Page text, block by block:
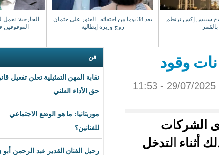
بعد 38 يوما من اختفائه.. العثور على جثمان
الخارجية: نعمل لضمان عودة مواطنينا
الموقوفين في مالي سالمين
نقابة المهن التمثيلية تعلن تفعيل قانون
حق الأداء العلني
موريتانيا: ما هو الوضع الاجتماعي
رحيل الفنان القدير عبد الرحمن أبو زهرة